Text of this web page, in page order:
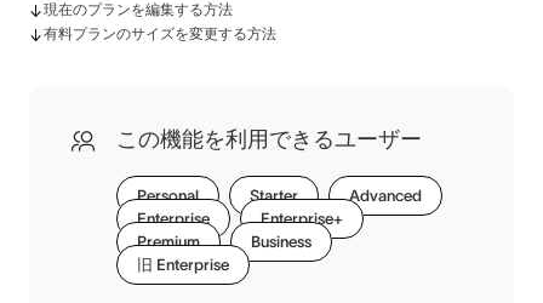
現在のプランを編集する方法
有料プランのサイズを変更する方法
この機能を利用できるユーザー
Personal Starter
Advanced
Enterprise
Enterprise+
Premium
Business
旧 Enterprise